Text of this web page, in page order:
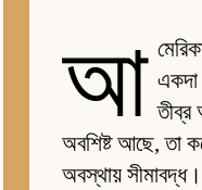
আ একদা
অবশিষ্ট আছে, তা
অবস্থায় সীমাবদ্ধ।